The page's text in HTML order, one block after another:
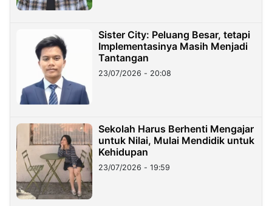
Sister City: Peluang Besar, tetapi
Implementasinya Masih Menjadi
Tantangan
23/07/2026 - 20:08
Sekolah Harus Berhenti Mengajar
untuk Nilai, Mulai Mendidik untuk
Kehidupan
23/07/2026 - 19:59